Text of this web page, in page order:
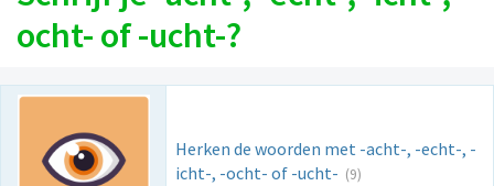
ocht- of -ucht-?
Herken de woorden met -acht-, -echt-, -
icht-, -ocht- of -ucht- (9)